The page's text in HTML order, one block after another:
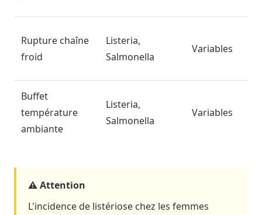
Rupture chaîne
froid
Listeria,
Salmonella
Variables
Buffet
température
ambiante
Listeria,
Salmonella
Variables
⚠️ Attention
L'incidence de listériose chez les femmes